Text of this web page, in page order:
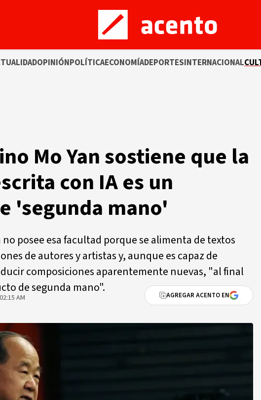
OPINIÓNPOLÍTICAECONOMÍADEPORTESINTERNACIONAL
Mo Yan sostiene que la
con IA es un
'segunda mano'
posee esa facultad porque se alimenta de textos
de autores y artistas y, aunque es capaz de
composiciones aparentemente nuevas, "al final
de segunda mano".
AM AGREGAR ACENTO EN